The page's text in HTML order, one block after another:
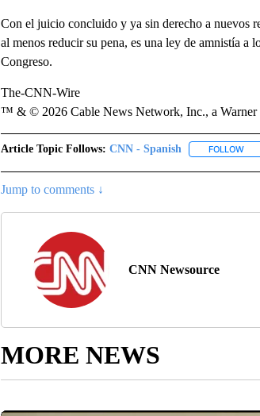
Con el juicio concluido y ya sin derecho a nuevos
al menos reducir su pena, es una ley de amnistía a
Congreso.
The-CNN-Wire
™ & © 2026 Cable News Network, Inc., a Warner
Article Topic Follows: CNN - Spanish FOLLOW
Jump to comments ↓
CNN Newsource
MORE NEWS